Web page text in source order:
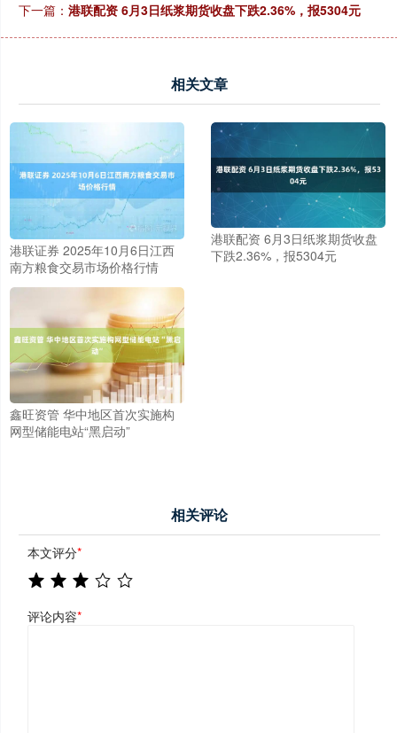
下一篇： 港联配资 6月3日纸浆期货收盘下跌2.36%，报5304元
相关文章
港联证券 2025年10月6日江西
南方粮食交易市场价格行情
港联配资 6月3日纸浆期货收盘
下跌2.36%，报5304元
鑫旺资管 华中地区首次实施构
网型储能电站“黑启动”
相关评论
本文评分*
评论内容*